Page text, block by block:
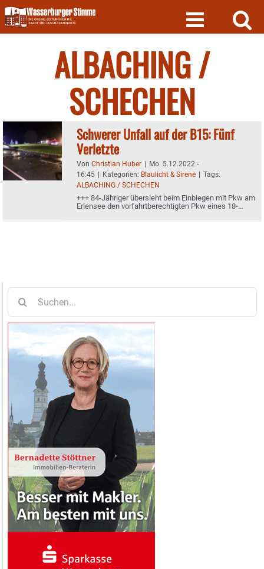
Skip
to
content
ALBACHING /
SCHECHEN
Schwerer Unfall auf der B15: Fünf
Verletzte
Von Christian Huber | Mo. 5.12.2022 -
16:45 | Kategorien: Blaulicht & Sirene | Tags:
ALBACHING / SCHECHEN
+++ 84-Jähriger übersieht beim Einbiegen mit Pkw am
Erlensee den vorfahrtberechtigten Pkw eines 18-
nach: